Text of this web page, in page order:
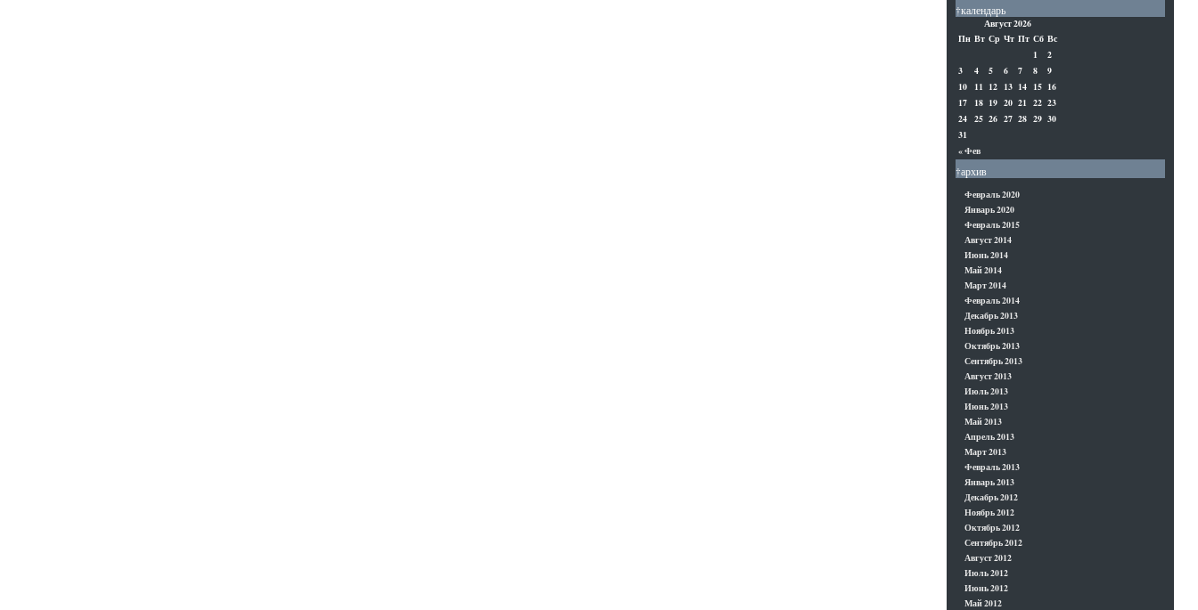
†календарь
Август 2026
Пн Вт Ср Чт Пт Сб Вс
« Фев
1
2
3
4 5 6 7 8
9
10
11 12 13 14 15 16
17
18 19 20 21 22 23
24 25 26 27 28 29 30
31
†архив
Февраль 2020
Январь 2020
Февраль 2015
Август 2014
Июнь 2014
Май 2014
Март 2014
Февраль 2014
Декабрь 2013
Ноябрь 2013
Октябрь 2013
Сентябрь 2013
Август 2013
Июль 2013
Июнь 2013
Май 2013
Апрель 2013
Март 2013
Февраль 2013
Январь 2013
Декабрь 2012
Ноябрь 2012
Октябрь 2012
Сентябрь 2012
Август 2012
Июль 2012
Июнь 2012
Май 2012